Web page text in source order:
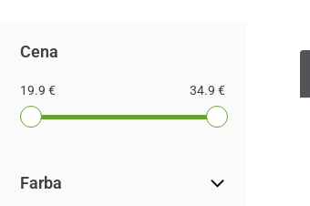
Cena
19.9 € 34.9 €
Farba